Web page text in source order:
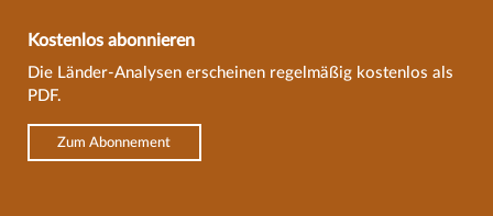
Kostenlos abonnieren
Die Länder-Analysen erscheinen regelmäßig kostenlos als
PDF.
Zum Abonnement